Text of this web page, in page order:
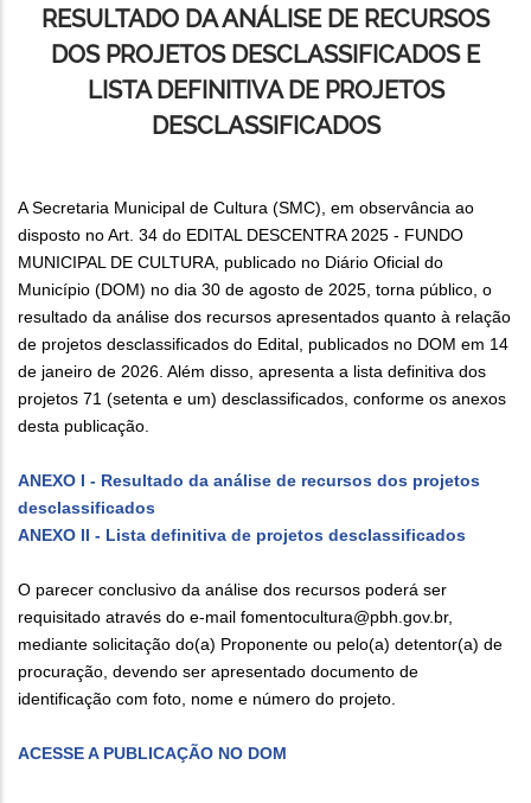
RESULTADO DA ANÁLISE DE RECURSOS
DOS PROJETOS DESCLASSIFICADOS E
LISTA DEFINITIVA DE PROJETOS
DESCLASSIFICADOS
A Secretaria Municipal de Cultura (SMC), em observância ao
disposto no Art. 34 do EDITAL DESCENTRA 2025 - FUNDO
MUNICIPAL DE CULTURA, publicado no Diário Oficial do
Município (DOM) no dia 30 de agosto de 2025, torna público, o
resultado da análise dos recursos apresentados quanto à relação
de projetos desclassificados do Edital, publicados no DOM em 14
de janeiro de 2026. Além disso, apresenta a lista definitiva dos
projetos 71 (setenta e um) desclassificados, conforme os anexos
desta publicação.
ANEXO I - Resultado da análise de recursos dos projetos
desclassificados
ANEXO II - Lista definitiva de projetos desclassificados
O parecer conclusivo da análise dos recursos poderá ser
requisitado através do e-mail fomentocultura@pbh.gov.br,
mediante solicitação do(a) Proponente ou pelo(a) detentor(a) de
procuração, devendo ser apresentado documento de
identificação com foto, nome e número do projeto.
ACESSE A PUBLICAÇÃO NO DOM